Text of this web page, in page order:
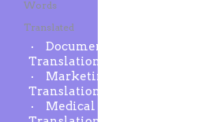
Words
Translated
Document
Translation
Marketing
Translation
Medical